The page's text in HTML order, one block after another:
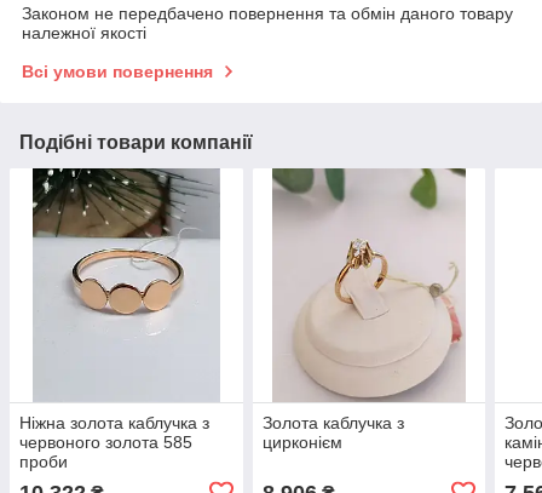
Законом не передбачено повернення та обмін даного товару
належної якості
Всі умови повернення
Подібні товари компанії
Ніжна золота каблучка з
червоного золота 585
проби
Золота каблучка з
цирконієм